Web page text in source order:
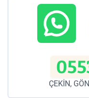
ÇEKİN,